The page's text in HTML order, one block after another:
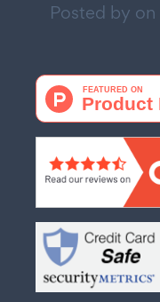
Posted by on